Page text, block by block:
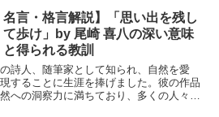
名言・格言解説】「思い出を残し
て歩け」by 尾崎 喜八の深い意味
と得られる教訓
詩人、随筆家として知られ、自然を愛
することに生涯を捧げました。彼の作品
への洞察力に満ちており、多くの人々の